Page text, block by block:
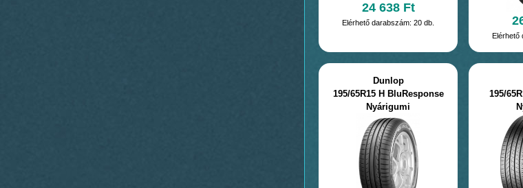
24 638 Ft
Elérhető darabszám: 20 db.
Elérhető
Dunlop
195/65R15 H BluResponse
Nyárigumi
195/